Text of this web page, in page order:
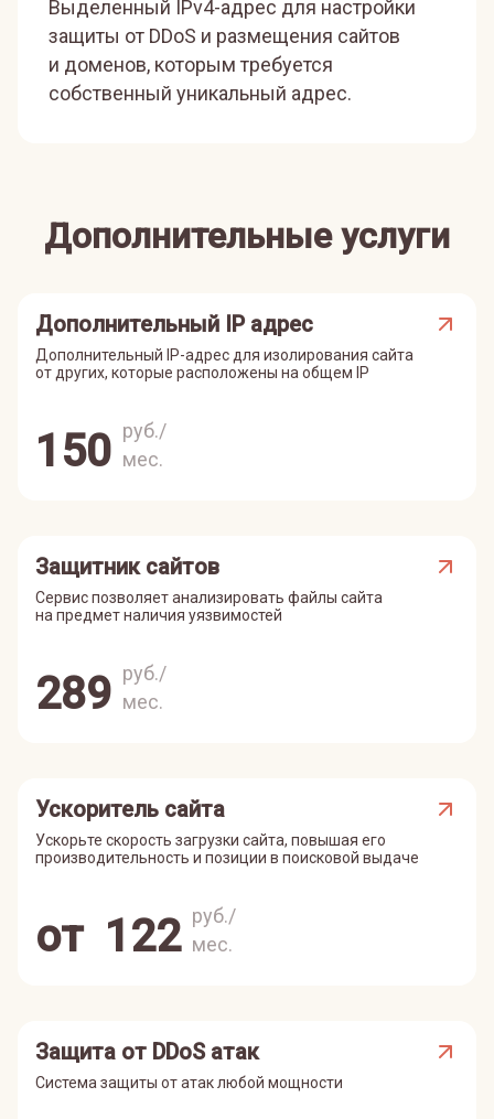
Выделенный IPv4-адрес для настройки
защиты от DDoS и размещения сайтов
и доменов, которым требуется
собственный уникальный адрес.
Дополнительные услуги
Дополнительный IP адрес
Дополнительный IP-адрес для изолирования сайта
от других, которые расположены на общем IP
150 руб./
мес.
Защитник сайтов
Сервис позволяет анализировать файлы сайта
на предмет наличия уязвимостей
289 руб./
мес.
Ускоритель сайта
Ускорьте скорость загрузки сайта, повышая его
производительность и позиции в поисковой выдаче
от 122 руб./
мес.
Защита от DDoS атак
Система защиты от атак любой мощности